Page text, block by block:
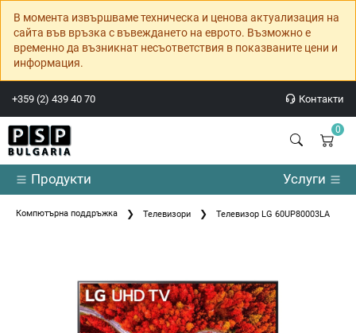
В момента извършваме техническа и ценова актуализация на
сайта във връзка с въвеждането на еврото. Възможно е
временно да възникнат несъответствия в показваните цени и
информация.
+359 (2) 439 40 70 Контакти
0
Продукти Услуги
Компютърна поддръжка Телевизори Телевизор LG 60UP80003LA